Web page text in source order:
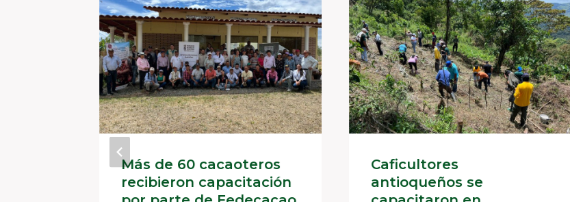
Más de 60 cacaoteros
recibieron capacitación
Caficultores
antioqueños se